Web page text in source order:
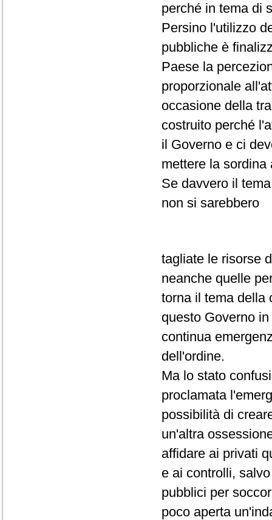
perché in tema di
Persino l'utilizzo
pubbliche è
Paese la
proporzionale
occasione della
costruito perché
il Governo e ci
mettere la
Se davvero il
non si sarebbero
tagliate le risorse
neanche quelle
torna il tema della
questo Governo
continua
dell'ordine.
Ma lo stato
proclamata
possibilità di
un'altra
affidare ai privati
e ai controlli,
pubblici per
poco aperta